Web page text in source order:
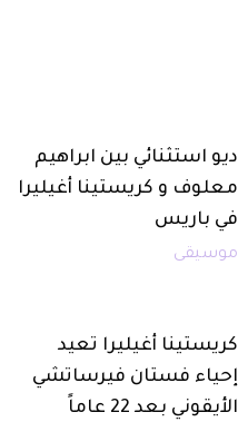
ديو استثنائي بين ابراهيم
معلوف و كريستينا أغيليرا
في باريس
موسيقى
كريستينا أغيليرا تعيد
إحياء فستان فيرساتشي
الأيقوني بعد 22 عاماً